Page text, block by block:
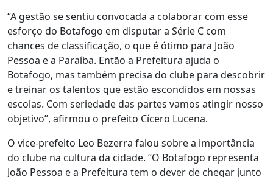
“A gestão se sentiu convocada a colaborar com esse
esforço do Botafogo em disputar a Série C com
chances de classificação, o que é ótimo para João
Pessoa e a Paraíba. Então a Prefeitura ajuda o
Botafogo, mas também precisa do clube para descobrir
e treinar os talentos que estão escondidos em nossas
escolas. Com seriedade das partes vamos atingir nosso
objetivo”, afirmou o prefeito Cícero Lucena.
O vice-prefeito Leo Bezerra falou sobre a importância
do clube na cultura da cidade. “O Botafogo representa
João Pessoa e a Prefeitura tem o dever de chegar junto